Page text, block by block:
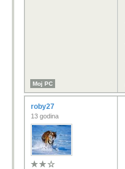
Moj PC
roby27
13 godina